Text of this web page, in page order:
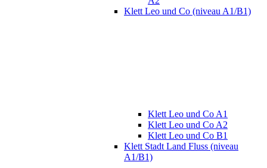
Klett Leo und Co (niveau A1/B1)
Klett Leo und Co A1
Klett Leo und Co A2
Klett Leo und Co B1
Klett Stadt Land Fluss (niveau
A1/B1)